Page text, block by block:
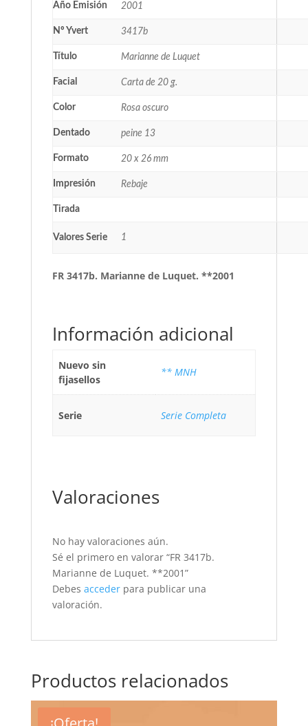
Año Emisión 2001
Nº Yvert 3417b
Título Marianne de Luquet
Facial Carta de 20 g.
Color Rosa oscuro
Dentado peine 13
Formato 20 x 26 mm
Impresión Rebaje
Tirada
Valores Serie 1
FR 3417b. Marianne de Luquet. **2001
Información adicional
Nuevo sin
fijasellos
** MNH
Serie Serie Completa
Valoraciones
No hay valoraciones aún.
Sé el primero en valorar “FR 3417b.
Marianne de Luquet. **2001”
Debes accederpara publicar una
valoración.
Productos relacionados